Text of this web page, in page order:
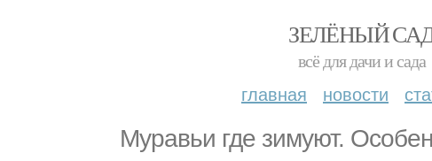
ЗЕЛЁНЫЙ
всё для дачи и сада
главная новости
Муравьи где зимуют.